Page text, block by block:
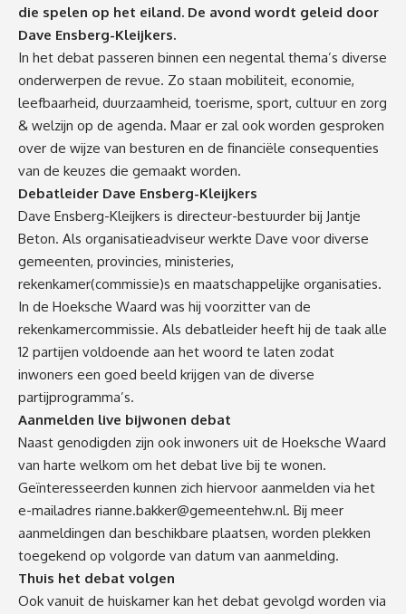
die spelen op het eiland. De avond wordt geleid door
Dave Ensberg-Kleijkers.
In het debat passeren binnen een negental thema’s diverse
onderwerpen de revue. Zo staan mobiliteit, economie,
leefbaarheid, duurzaamheid, toerisme, sport, cultuur en zorg
& welzijn op de agenda. Maar er zal ook worden gesproken
over de wijze van besturen en de financiële consequenties
van de keuzes die gemaakt worden.
Debatleider Dave Ensberg-Kleijkers
Dave Ensberg-Kleijkers is directeur-bestuurder bij Jantje
Beton. Als organisatieadviseur werkte Dave voor diverse
gemeenten, provincies, ministeries,
rekenkamer(commissie)s en maatschappelijke organisaties.
In de Hoeksche Waard was hij voorzitter van de
rekenkamercommissie. Als debatleider heeft hij de taak alle
12 partijen voldoende aan het woord te laten zodat
inwoners een goed beeld krijgen van de diverse
partijprogramma’s.
Aanmelden live bijwonen debat
Naast genodigden zijn ook inwoners uit de Hoeksche Waard
van harte welkom om het debat live bij te wonen.
Geïnteresseerden kunnen zich hiervoor aanmelden via het
e-mailadres rianne.bakker@gemeentehw.nl. Bij meer
aanmeldingen dan beschikbare plaatsen, worden plekken
toegekend op volgorde van datum van aanmelding.
Thuis het debat volgen
Ook vanuit de huiskamer kan het debat gevolgd worden via